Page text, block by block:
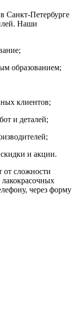
Санкт-Петербурге
Наши
образованием;
клиентов;
и деталей;
и акции.
от сложности
через форму